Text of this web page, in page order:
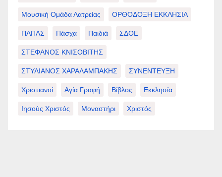
Μουσική Ομάδα Λατρείας ΟΡΘΟΔΟΞΗ ΕΚΚΛΗΣΙΑ
ΠΑΠΑΣ Πάσχα Παιδιά ΣΔΟΕ
ΣΤΕΦΑΝΟΣ ΚΝΙΣΟΒΙΤΗΣ
ΣΤΥΛΙΑΝΟΣ ΧΑΡΑΛΑΜΠΑΚΗΣ ΣΥΝΕΝΤΕΥΞΗ
Χριστιανοί Αγία Γραφή Βίβλος Εκκλησία
Ιησούς Χριστός Μοναστήρι Χριστός